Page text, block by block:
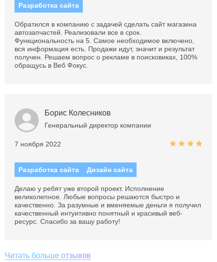
Разработка сайта
Обратился в компанию с задачей сделать сайт магазина
автозапчастей. Реализовали все в срок.
Функциональность на 5. Самое необходимое включено,
вся информация есть. Продажи идут, значит и результат
получен. Решаем вопрос о рекламе в поисковиках, 100%
обращусь в Веб Фокус.
Борис Колесников
Генеральный директор компании
7 ноября 2022
Разработка сайта Дизайн сайта
Делаю у ребят уже второй проект. Исполнение
великолепное. Любые вопросы решаются быстро и
качественно. За разумные и вменяемые деньги я получил
качественный интуитивно понятный и красивый веб-
ресурс. Спасибо за вашу работу!
Читать больше отзывов